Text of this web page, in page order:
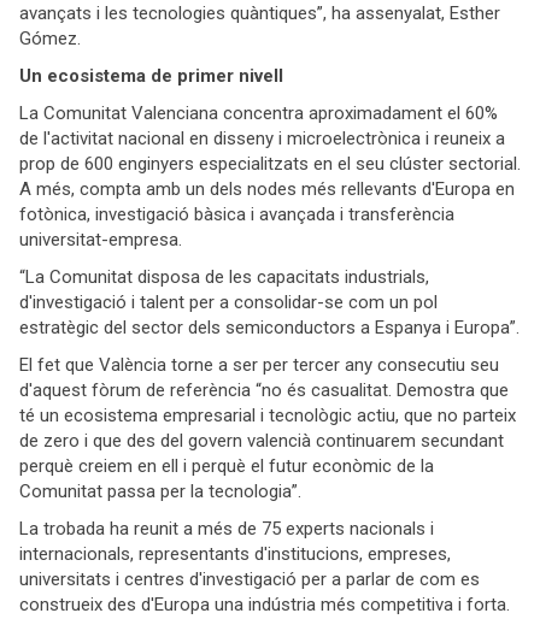
avançats i les tecnologies quàntiques”, ha assenyalat, Esther
Gómez.
Un ecosistema de primer nivell
La Comunitat Valenciana concentra aproximadament el 60%
de l'activitat nacional en disseny i microelectrònica i reuneix a
prop de 600 enginyers especialitzats en el seu clúster sectorial.
A més, compta amb un dels nodes més rellevants d'Europa en
fotònica, investigació bàsica i avançada i transferència
universitat-empresa.
“La Comunitat disposa de les capacitats industrials,
d'investigació i talent per a consolidar-se com un pol
estratègic del sector dels semiconductors a Espanya i Europa”.
El fet que València torne a ser per tercer any consecutiu seu
d'aquest fòrum de referència “no és casualitat. Demostra que
té un ecosistema empresarial i tecnològic actiu, que no parteix
de zero i que des del govern valencià continuarem secundant
perquè creiem en ell i perquè el futur econòmic de la
Comunitat passa per la tecnologia”.
La trobada ha reunit a més de 75 experts nacionals i
internacionals, representants d'institucions, empreses,
universitats i centres d'investigació per a parlar de com es
construeix des d'Europa una indústria més competitiva i forta.